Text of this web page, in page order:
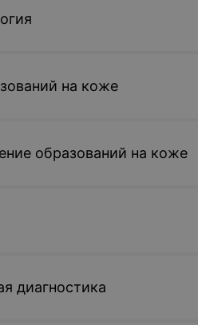
на коже
образований на коже
диагностика